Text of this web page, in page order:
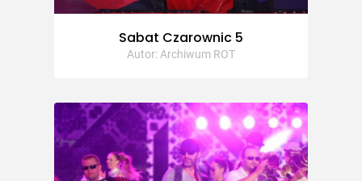
Sabat Czarownic 5
Autor: Archiwum ROT